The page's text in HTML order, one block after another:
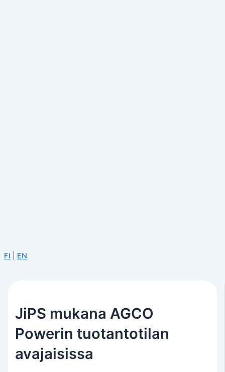
FI EN
JiPS mukana AGCO
Powerin tuotantotilan
avajaisissa